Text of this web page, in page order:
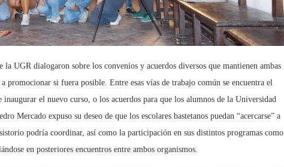
UGR dialogaron sobre los convenios y acuerdos diversos que mantienen ambas
promocionar si fuera posible. Entre esas vías de trabajo común se encuentra el
el nuevo curso, o los acuerdos para que los alumnos de la Universidad
Mercado expuso su deseo de que los escolares bastetanos puedan “acercarse” a
podría coordinar, así como la participación en sus distintos programas como
en posteriores encuentros entre ambos organismos.